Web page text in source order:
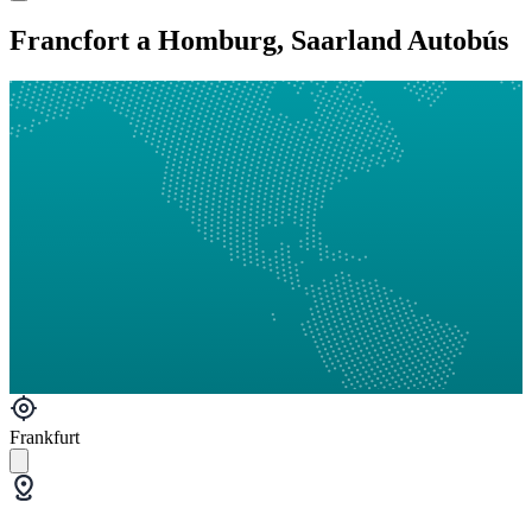
Francfort a Homburg, Saarland Autobús
Frankfurt